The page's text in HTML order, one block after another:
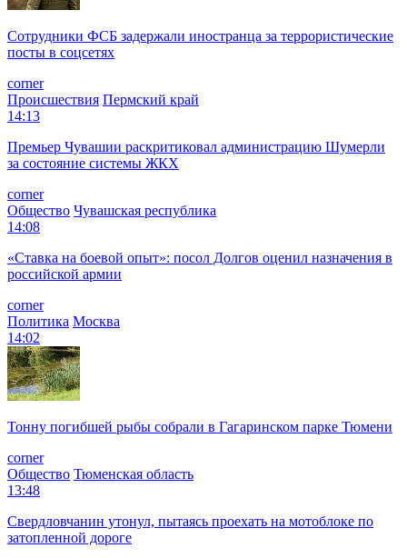
Сотрудники ФСБ задержали иностранца за террористические
посты в соцсетях
corner
Происшествия Пермский край
14:13
Премьер Чувашии раскритиковал администрацию Шумерли
за состояние системы ЖКХ
corner
Общество Чувашская республика
14:08
«Ставка на боевой опыт»: посол Долгов оценил назначения в
российской армии
corner
Политика Москва
14:02
Тонну погибшей рыбы собрали в Гагаринском парке Тюмени
corner
Общество Тюменская область
13:48
Свердловчанин утонул, пытаясь проехать на мотоблоке по
затопленной дороге